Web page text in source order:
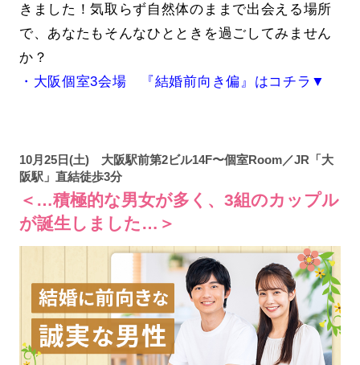
きました！気取らず自然体のままで出会える場所
で、あなたもそんなひとときを過ごしてみません
か？
・大阪個室3会場 『結婚前向き偏』はコチラ▼
10月25日(土) 大阪駅前第2ビル14F〜個室Room／JR「大
阪駅」直結徒歩3分
＜…積極的な男女が多く、3組のカップル
が誕生しました…＞